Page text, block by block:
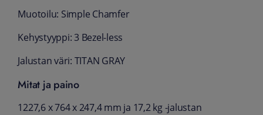
Muotoilu: Simple Chamfer
Kehystyyppi: 3 Bezel-less
Jalustan väri: TITAN GRAY
Mitat ja paino
1227,6 x 764 x 247,4 mm ja 17,2 kg -jalustan